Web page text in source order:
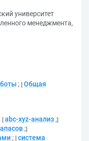
университет
менеджмента,
; Общая
; abc-xyz-анализ ;
;
; система